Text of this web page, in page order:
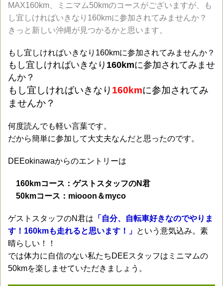
MAX160km、ミニマム50kmのコースがございますが、も
し宜しければいきなり160kmに参加されてみませんか？
きっと新しい沖縄が見つかるかと思います。
もし宜しければいきなり160kmに参加されてみませんか？
もし宜しければいきなり 160kmに参加されてみませ
んか？
もし宜しければいきなり 160kmに参加されてみ
ませんか？
何度読んでも軽い言葉です。
だから簡単に参加して大丈夫なんだと思ったのです。
DEEokinawaからのエントリーは
160kmコース：ゲストスタッフのN君
50kmコース：miooon＆myco
ゲストスタッフのN君は 「自分、自転車好きなのでやりま
す！160kmも走れると思います！」 という意気込み。素
晴らしい！！
では体力に自信のない私たちDEEスタッフはミニマムの
50kmを楽しませていただきましょう。